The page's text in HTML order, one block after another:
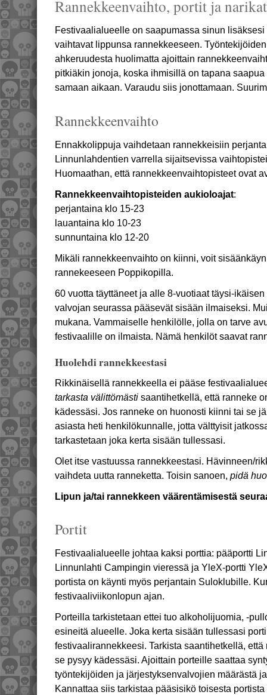
Rannekkeenvaihto, portit ja narikat
Festivaalialueelle on saapumassa sinun
vaihtavat lippunsa rannekkeeseen.
ahkeruudesta huolimatta ajoittain
pitkiäkin jonoja, koska ihmisillä on tapana
samaan aikaan. Varaudu siis jonottamaan.
Rannekkeenvaihto
Ennakkolippuja vaihdetaan rannekkeisiin
Linnunlahdentien varrella sijaitsevissa
Huomaathan, että rannekkeenvaihtopisteet ovat
Rannekkeenvaihtopisteiden aukioloajat:
perjantaina klo 15-23
lauantaina klo 10-23
sunnuntaina klo 12-20
Mikäli rannekkeenvaihto on kiinni, voit
rannekeeseen Poppikopilla.
60 vuotta täyttäneet ja alle 8-vuotiaat täysi-
valvojan seurassa pääsevät sisään ilmaiseksi.
mukana. Vammaiselle henkilölle, jolla on tarve
festivaalille on ilmaista. Nämä henkilöt saavat
Huolehdi rannekkeestasi
Rikkinäisellä rannekkeella ei pääse
tarkasta välittömästi saantihetkellä, että ranneke
kädessäsi. Jos ranneke on huonosti kiinni tai se
asiasta heti henkilökunnalle, jotta välttyisit
tarkastetaan joka kerta sisään tullessasi.
Olet itse vastuussa rannekkeestasi. Hävinneen/
vaihdeta uutta ranneketta. Toisin sanoen, pidä
Lipun ja/tai rannekkeen väärentämisestä
Portit
Festivaalialueelle johtaa kaksi porttia: pääportti
Linnunlahti Campingin vieressä ja YleX-portti
portista on käynti myös perjantain Suloklubille.
festivaaliviikonlopun ajan.
Porteilla tarkistetaan ettei tuo alkoholijuomia, -
esineitä alueelle. Joka kerta sisään tullessasi
festivaalirannekkeesi. Tarkista saantihetkellä,
se pysyy kädessäsi. Ajoittain porteille saattaa
työntekijöiden ja järjestyksenvalvojien määrästä
Kannattaa siis tarkistaa pääsisikö toisesta